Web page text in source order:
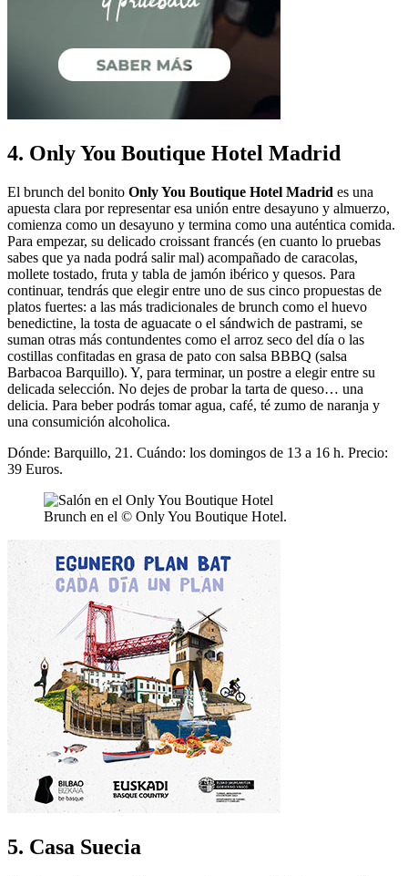
4. Only You Boutique Hotel Madrid
El brunch del bonito Only You Boutique Hotel Madrid es una
apuesta clara por representar esa unión entre desayuno y almuerzo,
comienza como un desayuno y termina como una auténtica comida.
Para empezar, su delicado croissant francés (en cuanto lo pruebas
sabes que ya nada podrá salir mal) acompañado de caracolas,
mollete tostado, fruta y tabla de jamón ibérico y quesos. Para
continuar, tendrás que elegir entre uno de sus cinco propuestas de
platos fuertes: a las más tradicionales de brunch como el huevo
benedictine, la tosta de aguacate o el sándwich de pastrami, se
suman otras más contundentes como el arroz seco del día o las
costillas confitadas en grasa de pato con salsa BBBQ (salsa
Barbacoa Barquillo). Y, para terminar, un postre a elegir entre su
delicada selección. No dejes de probar la tarta de queso… una
delicia. Para beber podrás tomar agua, café, té zumo de naranja y
una consumición alcoholica.
Dónde: Barquillo, 21. Cuándo: los domingos de 13 a 16 h. Precio:
39 Euros.
Brunch en el © Only You Boutique Hotel.
5. Casa Suecia